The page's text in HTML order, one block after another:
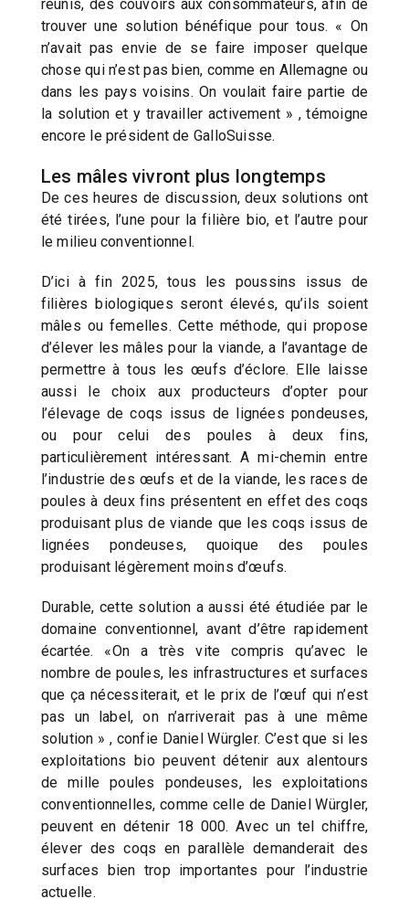
réunis, des couvoirs aux consommateurs, afin de
trouver une solution bénéfique pour tous. « On
n’avait pas envie de se faire imposer quelque
chose qui n’est pas bien, comme en Allemagne ou
dans les pays voisins. On voulait faire partie de
la solution et y travailler activement » , témoigne
encore le président de GalloSuisse.
Les mâles vivront plus longtemps
De ces heures de discussion, deux solutions ont
été tirées, l’une pour la filière bio, et l’autre pour
le milieu conventionnel.
D’ici à fin 2025, tous les poussins issus de
filières biologiques seront élevés, qu’ils soient
mâles ou femelles. Cette méthode, qui propose
d’élever les mâles pour la viande, a l’avantage de
permettre à tous les œufs d’éclore. Elle laisse
aussi le choix aux producteurs d’opter pour
l’élevage de coqs issus de lignées pondeuses,
ou pour celui des poules à deux fins,
particulièrement intéressant. A mi-chemin entre
l’industrie des œufs et de la viande, les races de
poules à deux fins présentent en effet des coqs
produisant plus de viande que les coqs issus de
lignées pondeuses, quoique des poules
produisant légèrement moins d’œufs.
Durable, cette solution a aussi été étudiée par le
domaine conventionnel, avant d’être rapidement
écartée. «On a très vite compris qu’avec le
nombre de poules, les infrastructures et surfaces
que ça nécessiterait, et le prix de l’œuf qui n’est
pas un label, on n’arriverait pas à une même
solution » , confie Daniel Würgler. C’est que si les
exploitations bio peuvent détenir aux alentours
de mille poules pondeuses, les exploitations
conventionnelles, comme celle de Daniel Würgler,
peuvent en détenir 18 000. Avec un tel chiffre,
élever des coqs en parallèle demanderait des
surfaces bien trop importantes pour l’industrie
actuelle.